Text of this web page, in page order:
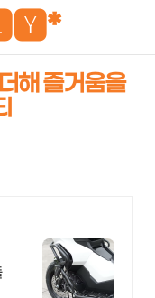
해 즐거움을